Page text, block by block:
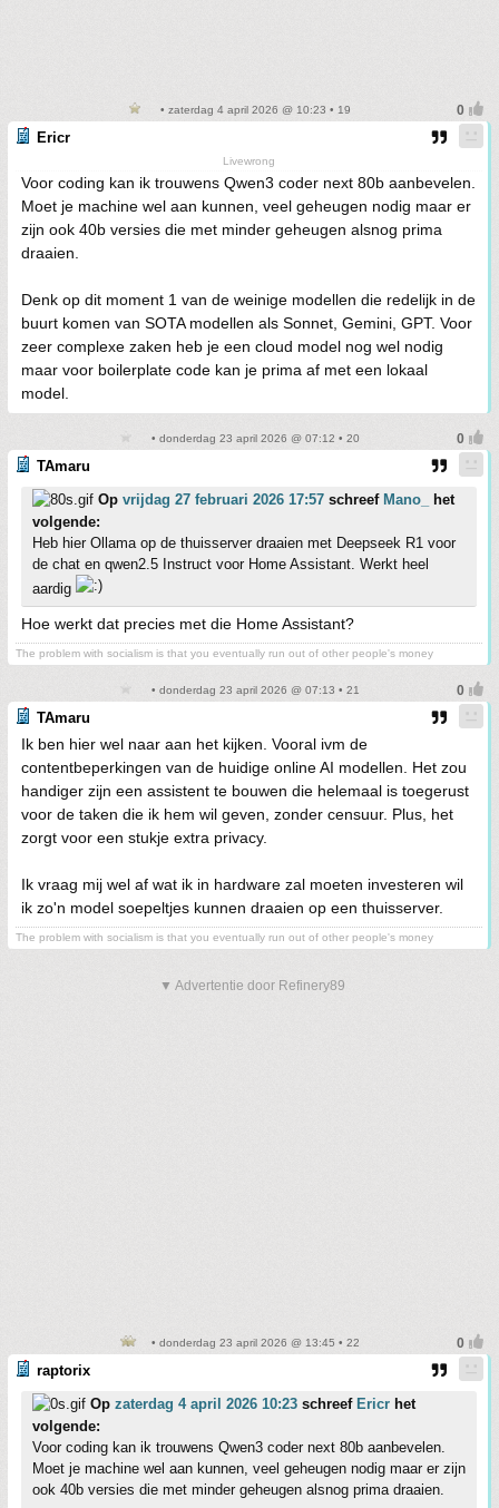
• zaterdag 4 april 2026 @ 10:23 • 19
Ericr
Livewrong
Voor coding kan ik trouwens Qwen3 coder next 80b aanbevelen.
Moet je machine wel aan kunnen, veel geheugen nodig maar er
zijn ook 40b versies die met minder geheugen alsnog prima
draaien.
Denk op dit moment 1 van de weinige modellen die redelijk in de
buurt komen van SOTA modellen als Sonnet, Gemini, GPT. Voor
zeer complexe zaken heb je een cloud model nog wel nodig
maar voor boilerplate code kan je prima af met een lokaal
model.
• donderdag 23 april 2026 @ 07:12 • 20
TAmaru
Op vrijdag 27 februari 2026 17:57 schreef Mano_
het
volgende:
Heb hier Ollama op de thuisserver draaien met Deepseek R1 voor
de chat en qwen2.5 Instruct voor Home Assistant. Werkt heel
aardig
Hoe werkt dat precies met die Home Assistant?
The problem with socialism is that you eventually run out of other people's money
• donderdag 23 april 2026 @ 07:13 • 21
TAmaru
Ik ben hier wel naar aan het kijken. Vooral ivm de
contentbeperkingen van de huidige online AI modellen. Het zou
handiger zijn een assistent te bouwen die helemaal is toegerust
voor de taken die ik hem wil geven, zonder censuur. Plus, het
zorgt voor een stukje extra privacy.
Ik vraag mij wel af wat ik in hardware zal moeten investeren wil
ik zo'n model soepeltjes kunnen draaien op een thuisserver.
The problem with socialism is that you eventually run out of other people's money
▼ Advertentie door Refinery89
• donderdag 23 april 2026 @ 13:45 • 22
raptorix
Op zaterdag 4 april 2026 10:23 schreef Ericr het
volgende:
Voor coding kan ik trouwens Qwen3 coder next 80b aanbevelen.
Moet je machine wel aan kunnen, veel geheugen nodig maar er zijn
ook 40b versies die met minder geheugen alsnog prima draaien.